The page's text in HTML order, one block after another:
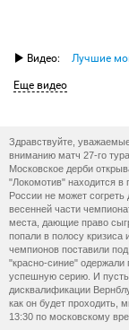
Видео: Лучшие
Еще видео
Здравствуйте,
вниманию матч 27-го
Московское дерби
"Локомотив" находится в
России не может
весенней части
места, дающие право
попали в полосу кризиса
чемпионов поставили
"красно-синие"
успешную серию. И пусть
дисквалификации
как он будет проходить,
13:30 по московскому